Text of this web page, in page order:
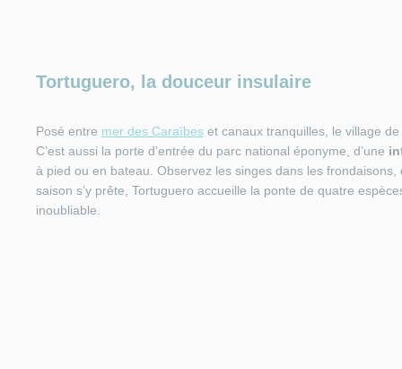
Tortuguero, la douceur insulaire
Posé entre mer des Caraïbes et canaux tranquilles, le village de
C’est aussi la porte d’entrée du parc national éponyme, d’une
à pied ou en bateau. Observez les singes dans les
saison s’y prête, Tortuguero accueille la ponte de quatre
inoubliable.